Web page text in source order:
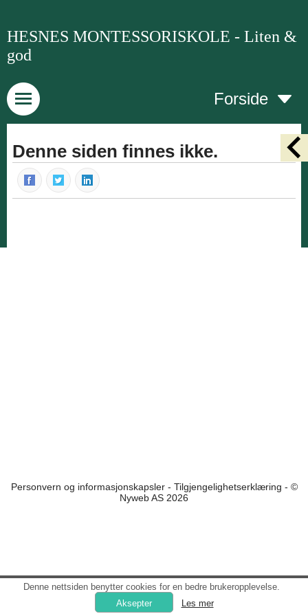
HESNES MONTESSORISKOLE - Liten &
god
Forside
Denne siden finnes ikke.
Personvern og informasjonskapsler- Tilgjengelighetserklæring - ©
Nyweb AS 2026
Denne nettsiden benytter cookies for en bedre brukeropplevelse.
Les mer